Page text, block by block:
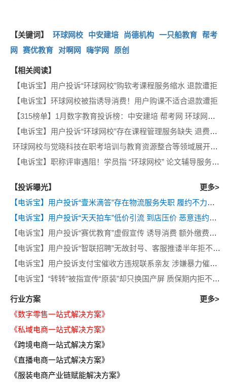
【关键词】 环球网校 中安建培 尚德机构 一只船教育 帮考
网
赛优教育 对啊网 嗨学网 原创
【相关阅读】
【电诉宝】用户投诉“环球网校”购软考课程服务缩水 退款遭拒
【电诉宝】环球网校被指诱导消费！用户购课不适合退款遭拒
【315榜单】1月数字教育投诉榜：中安建培 帮考网 环球网校 尚德机构 对啊网等上榜
【电诉宝】用户投诉“环球网校”存在课程管理服务缺失 退费无果等问题
环球网校与觉晓科技在职考培训与教育资源整合等领域展开合作
【电诉宝】职称评审遇阻！学员指 “环球网校” 论文辅导服务误导消费者
【投诉曝光】
更多>
【电诉宝】用户投诉“壹米滴答”存在物流服务失职 履约不力等问题
【电诉宝】用户投诉“天天拍车”低价引流 到店压价 恶意违约等问题
【电诉宝】用户投诉“赛优教育”虚假宣传 诱导消费 额外缴费后退款遭拒
【电诉宝】用户投诉“智联招聘”无故封号、客服推诿半年拒不退费
【电诉宝】用户投诉支付宝催收方违规联系亲友 涉嫌暴力催收侵犯隐私
【电诉宝】“转转”被指宣传“原装”却只换国产屏 质保期内拒不履行售后义务
行业方案
更多>
《数字零售一站式解决方案》
《私域电商一站式解决方案》
《跨境电商一站式解决方案》
《直播电商一站式解决方案》
《服装电商产业链赋能解决方案》